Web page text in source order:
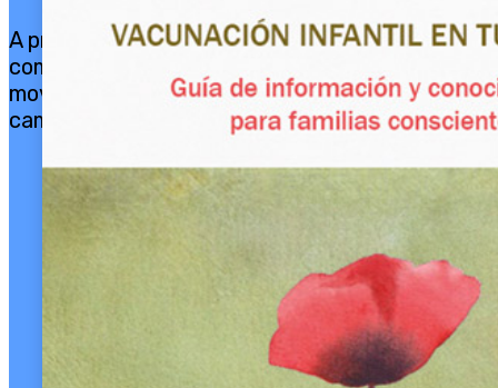
A principios de octubre los medios de
comunicación ya comenzaron los primeros
movimientos recordando el comienzo de la
campaña 2025-2026 de la...